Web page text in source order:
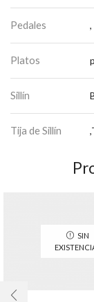
Pedales ,
Platos
Sillín
Tija de Sillín
SIN